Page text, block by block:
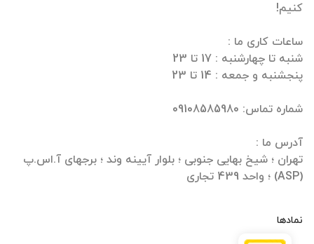
تهران ؛ شیخ بهایی جنوبی ؛ بلوار آیینه وند ؛ برجهای آ.اس.پ
(ASP) ؛ واحد 439 تجاری
نمادها